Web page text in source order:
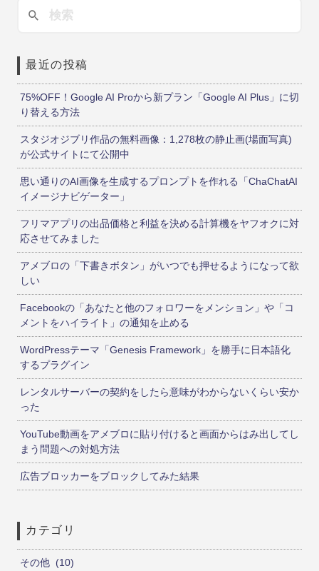
最近の投稿
75%OFF！Google AI Proから新プラン「Google AI Plus」に切
り替える方法
スタジオジブリ作品の無料画像：1,278枚の静止画(場面写真)
が公式サイトにて公開中
思い通りのAI画像を生成するプロンプトを作れる「ChaChatAI
イメージナビゲーター」
フリマアプリの出品価格と利益を決める計算機をヤフオクに対
応させてみました
アメブロの「下書きボタン」がいつでも押せるようになって欲
しい
Facebookの「あなたと他のフォロワーをメンション」や「コ
メントをハイライト」の通知を止める
WordPressテーマ「Genesis Framework」を勝手に日本語化
するプラグイン
レンタルサーバーの契約をしたら意味がわからないくらい安か
った
YouTube動画をアメブロに貼り付けると画面からはみ出してし
まう問題への対処方法
広告ブロッカーをブロックしてみた結果
カテゴリ
その他 10